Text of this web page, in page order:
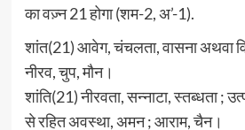
का वज़्न 21 होगा (शम-2, अ’-1).
शांत(21) आवेग, चंचलता, वासना अथवा
नीरव, चुप, मौन।
शांति(21) नीरवता, सन्नाटा, स्तब्धता ;
से रहित अवस्था, अमन ; आराम, चैन।